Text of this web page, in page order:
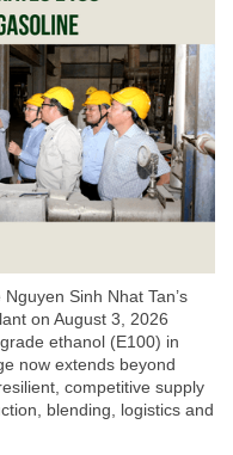
Sinh Nhat Tan’s
on August 3, 2026
ethanol (E100) in
now extends beyond
competitive supply
blending, logistics and